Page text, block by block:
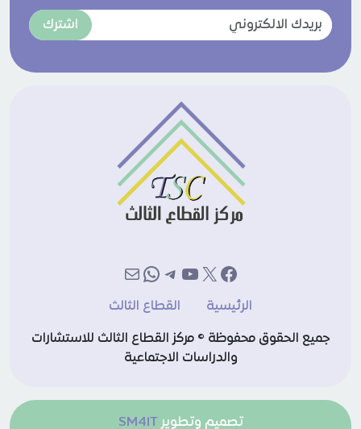
اشترك
فيسبوك
إكسيوتيوب
تيليجرام
واتساب
بريد
الرئيسية
القطاع الثالث
جميع الحقوق محفوظة © مركز القطاع الثالث للاستشارات
والدراسات الاجتماعية
تصميم وتطويرSM4IT